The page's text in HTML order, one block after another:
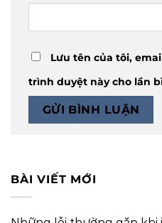
Lưu tên của tôi,
trình duyệt này cho lần
BÀI VIẾT MỚI